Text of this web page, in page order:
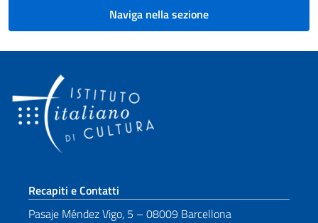
Naviga nella sezione
Sezione footer
Recapiti e Contatti
Pasaje Méndez Vigo, 5 – 08009 Barcellona